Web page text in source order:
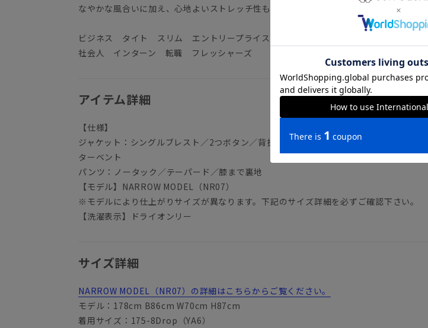
なやかな風合いに加え、心地よいストレッチ性も備えています。
ビジネス タイト スリム エントリープライス 就活スーツ リクルート 新生活 新
社会人 インターン 転職 フレッシャーズ
アイテム詳細
【仕様】
ジャケット：シングルブレスト／2つボタン／背抜き仕立て／開き見せ（飾り切羽）／セン
ターベント
パンツ：ノータック／テーパード／膝まで裏地
【モデル】NARROW MODEL（NR07）
※モデルにより仕上がりサイズが異なります。下記のサイズ詳細を必ずご確認下さい。
【洗濯表示】ドライオンリー
サイズ詳細
NARROW MODEL（NR07）の詳細はこちらからご覧ください。
モデル：178cm B86cm W70cm H87cm
着用サイズ：175-8Drop（YA6）
YA3